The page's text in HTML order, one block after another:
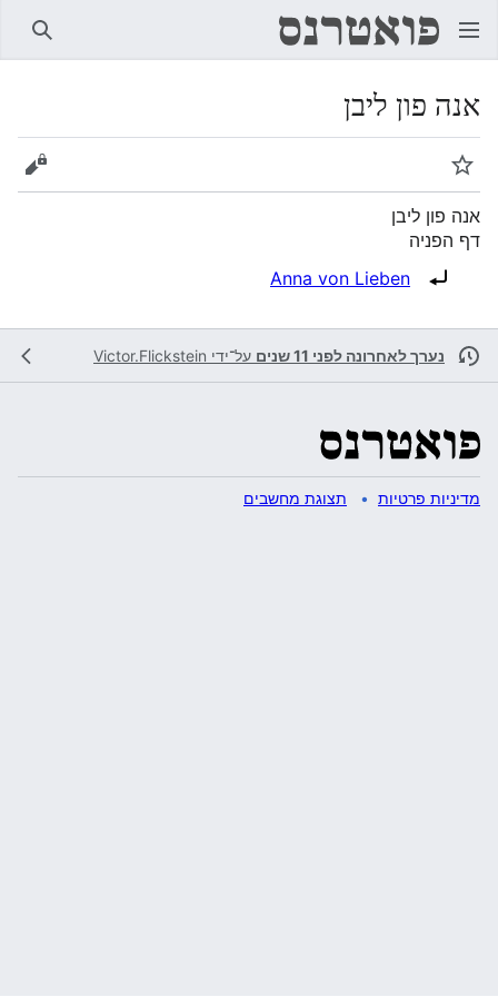
אנה פון ליבן
מעקב
אנה פון ליבן
דף הפניה
הפניה ל:
Anna von Lieben
נערך לאחרונה לפני 11 שנים על־ידי Victor.Flickstein
מדיניות פרטיות תצוגת מחשבים